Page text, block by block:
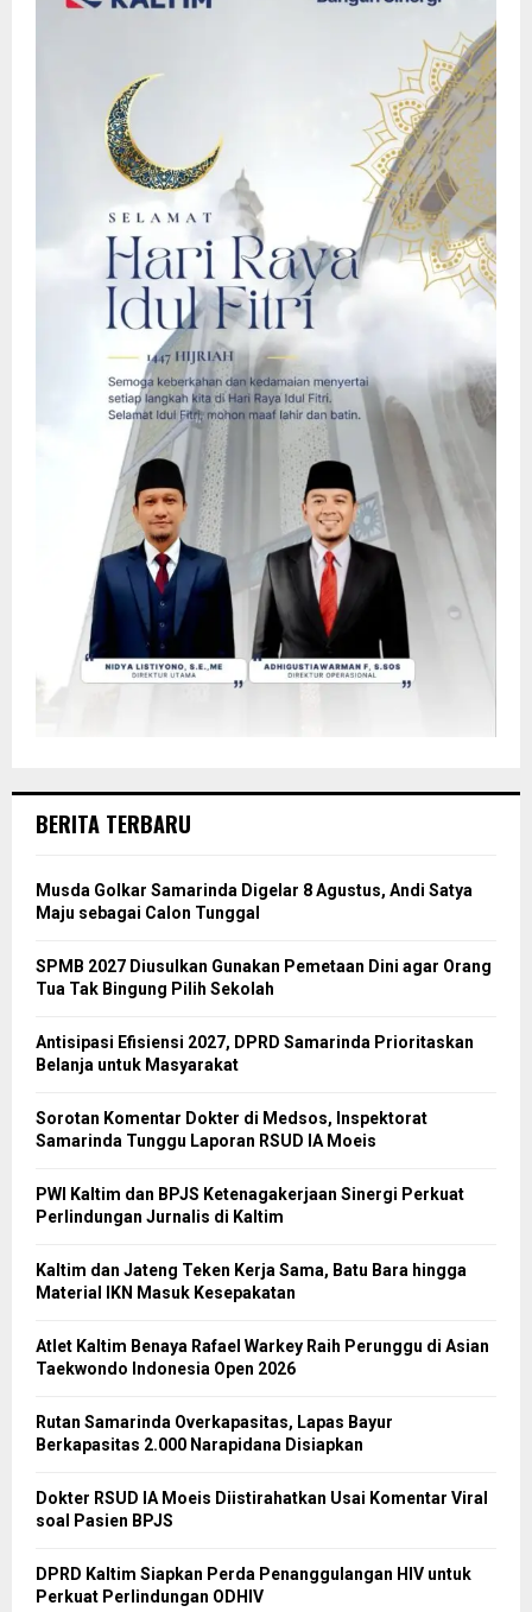
BERITA TERBARU
Musda Golkar Samarinda Digelar 8 Agustus, Andi Satya
Maju sebagai Calon Tunggal
SPMB 2027 Diusulkan Gunakan Pemetaan Dini agar Orang
Tua Tak Bingung Pilih Sekolah
Antisipasi Efisiensi 2027, DPRD Samarinda Prioritaskan
Belanja untuk Masyarakat
Sorotan Komentar Dokter di Medsos, Inspektorat
Samarinda Tunggu Laporan RSUD IA Moeis
PWI Kaltim dan BPJS Ketenagakerjaan Sinergi Perkuat
Perlindungan Jurnalis di Kaltim
Kaltim dan Jateng Teken Kerja Sama, Batu Bara hingga
Material IKN Masuk Kesepakatan
Atlet Kaltim Benaya Rafael Warkey Raih Perunggu di Asian
Taekwondo Indonesia Open 2026
Rutan Samarinda Overkapasitas, Lapas Bayur
Berkapasitas 2.000 Narapidana Disiapkan
Dokter RSUD IA Moeis Diistirahatkan Usai Komentar Viral
soal Pasien BPJS
DPRD Kaltim Siapkan Perda Penanggulangan HIV untuk
Perkuat Perlindungan ODHIV